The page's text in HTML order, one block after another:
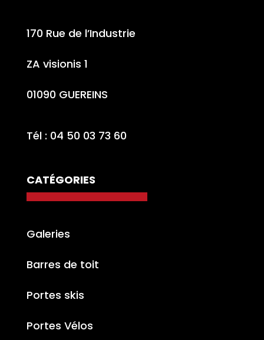
170 Rue de l’Industrie
ZA visionis 1
01090 GUEREINS
Tél : 04 50 03 73 60
CATÉGORIES
Galeries
Barres de toit
Portes skis
Portes Vélos